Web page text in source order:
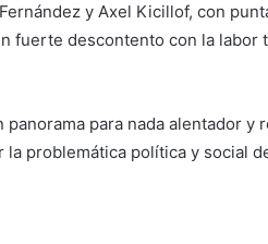
y Axel Kicillof, con
fuerte descontento con la labor
para nada alentador y
problemática política y social